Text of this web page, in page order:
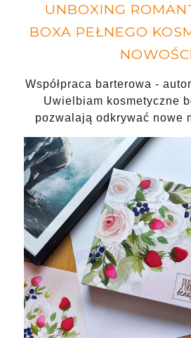
UNBOXING
BOXA PEŁNEGO
Współpraca barterowa -
Uwielbiam kosmetyczne
pozwalają odkrywać nowe